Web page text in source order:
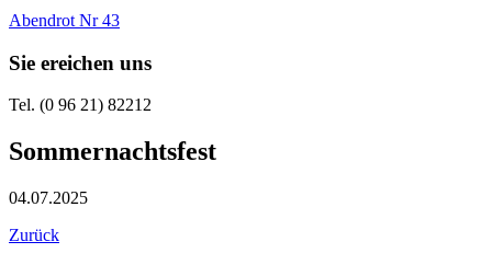
Abendrot Nr 43
Sie ereichen uns
Tel. (0 96 21) 82212
Sommernachtsfest
04.07.2025
Zurück